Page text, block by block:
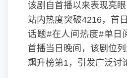
该剧自首播以来表现亮
站内热度突破4216，首
话题#在人间热度#单日
首播当日晚间，该剧位列
飙升榜第1，引发广泛讨